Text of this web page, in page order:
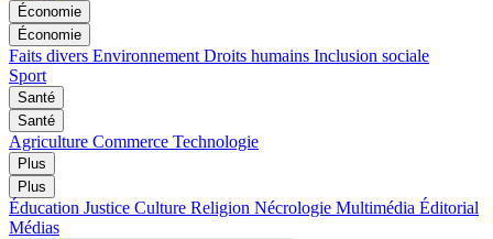
Économie
Économie
Faits divers Environnement Droits humains Inclusion sociale
Sport
Santé
Santé
Agriculture Commerce Technologie
Plus
Plus
Éducation Justice Culture Religion Nécrologie Multimédia Éditorial
Médias